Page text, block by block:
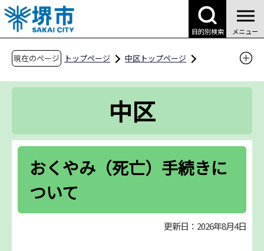
こ
の
ペ
目的別検索 メニュー
現在のページ トップページ
中区トップページ
中区
おくやみ（死亡）⼿続きに
ついて
更新日：2026年8月4日